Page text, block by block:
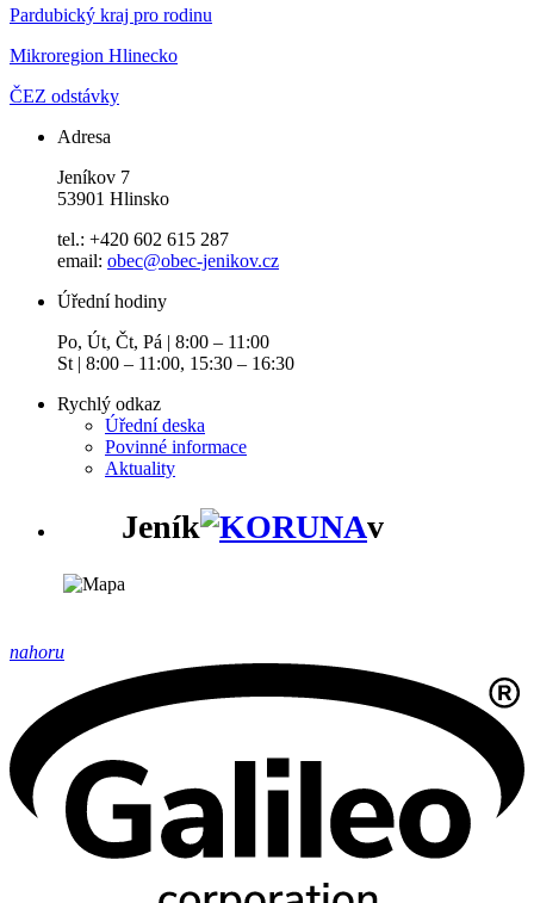
Pardubický kraj pro rodinu
Mikroregion Hlinecko
ČEZ odstávky
Adresa
Jeníkov 7
53901 Hlinsko
tel.: +420 602 615 287
email: obec@obec-jenikov.cz
Úřední hodiny
Po, Út, Čt, Pá | 8:00 – 11:00
St | 8:00 – 11:00, 15:30 – 16:30
Rychlý odkaz
Úřední deska
Povinné informace
Aktuality
Jeník v
nahoru